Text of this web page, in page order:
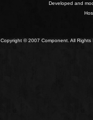
Developed and
Copyright © 2007 Component. All